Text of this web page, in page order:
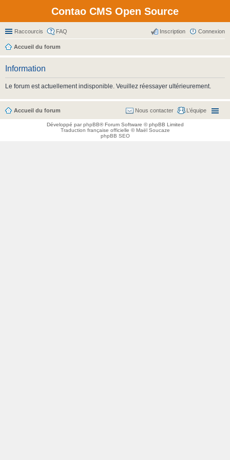
Contao CMS Open Source
Raccourcis FAQ Connexion
Inscription
Accueil du forum
Information
Le forum est actuellement indisponible. Veuillez réessayer ultérieurement.
Accueil du forum L’équipe
Nous contacter
Développé parphpBB® Forum Software © phpBB Limited
Traduction française officielle ©Maël Soucaze
phpBB SEO